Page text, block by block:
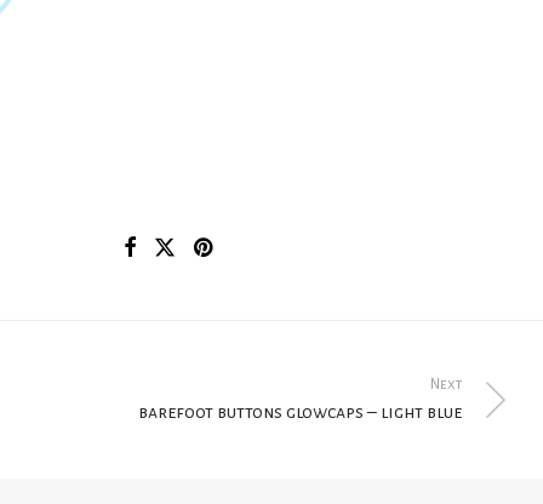
Next
barefoot buttons glowcaps – light blue